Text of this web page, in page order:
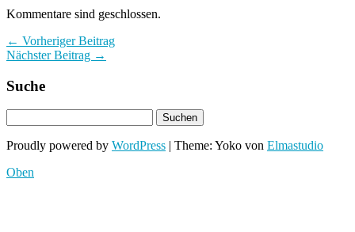
Kommentare sind geschlossen.
← Vorheriger Beitrag
Nächster Beitrag →
Suche
Proudly powered by WordPress | Theme: Yoko von Elmastudio
Oben